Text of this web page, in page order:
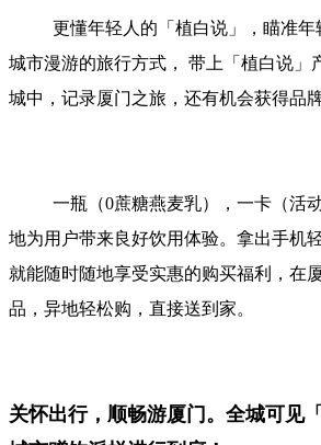
更懂年轻人的「植白说」，瞄准年
城市漫游的旅行方式， 带上「植白说」
城中，记录厦门之旅，还有机会获得品
一瓶（0蔗糖燕麦乳），一卡（活动
地为用户带来良好饮用体验。拿出手机
就能随时随地享受实惠的购买福利，在
品，异地轻松购，直接送到家。
关怀出行，顺畅游厦门。全城可见